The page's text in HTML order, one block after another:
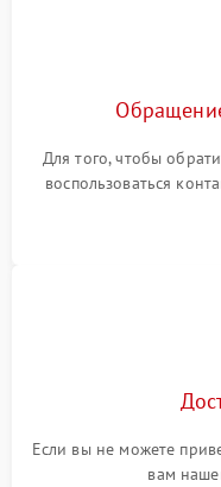
Для того, чтобы
воспользоваться
или оставить
Если вы не можете
вам